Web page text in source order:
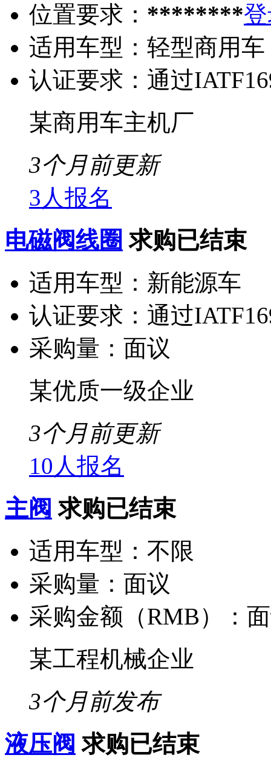
位置要求： ********
适用车型： 轻型商用
认证要求： 通过
某商用车主机厂
3个月前更新
3人报名
电磁阀线圈 求购已结束
适用车型： 新能源车
认证要求： 通过
采购量： 面议
某优质一级企业
3个月前更新
10人报名
主阀 求购已结束
适用车型： 不限
采购量： 面议
采购金额（RMB）：
某工程机械企业
3个月前发布
液压阀 求购已结束